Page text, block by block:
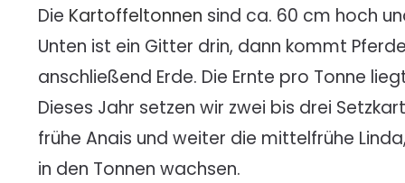
Die Kartoffeltonnen sind ca. 60 cm hoch
Unten ist ein Gitter drin, dann kommt
anschließend Erde. Die Ernte pro Tonne
Dieses Jahr setzen wir zwei bis drei
frühe Anais und weiter die mittelfrühe
in den Tonnen wachsen.